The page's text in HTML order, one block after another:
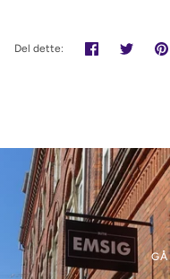
Del dette: Del Tweet